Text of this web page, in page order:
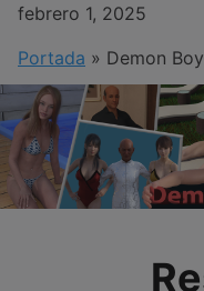
febrero 1, 2025
Portada » Demon